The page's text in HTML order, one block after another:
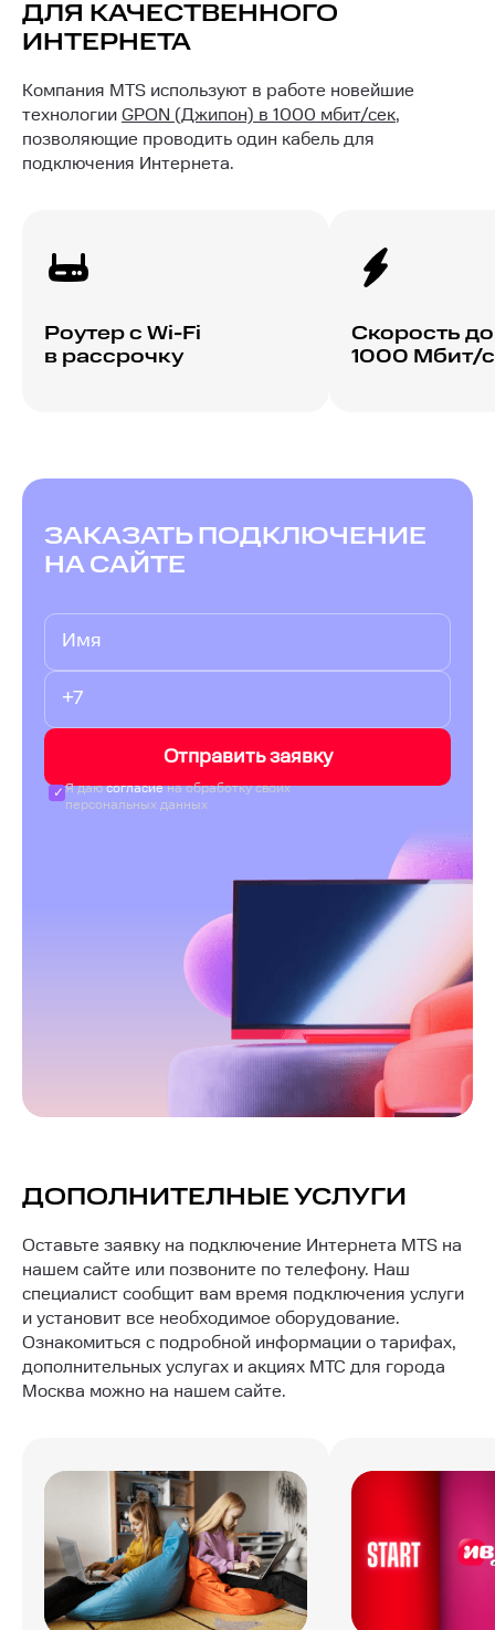
ДЛЯ КАЧЕСТВЕННОГО
ИНТЕРНЕТА
Компания MTS используют в работе новейшие
технологии GPON (Джипон) в 1000 мбит/сек,
позволяющие проводить один кабель для
подключения Интернета.
Роутер с Wi-Fi
в рассрочку
Скорость до
1000 Мбит/с
ЗАКАЗАТЬ ПОДКЛЮЧЕНИЕ
НА САЙТЕ
Отправить заявку
Я даюсогласиена обработку своих
персональных данных
ДОПОЛНИТЕЛНЫЕ УСЛУГИ
Оставьте заявку на подключение Интернета MTS на
нашем сайте или позвоните по телефону. Наш
специалист сообщит вам время подключения услуги
и установит все необходимое оборудование.
Ознакомиться с подробной информации о тарифах,
дополнительных услугах и акциях МТС для города
Москва можно на нашем сайте.